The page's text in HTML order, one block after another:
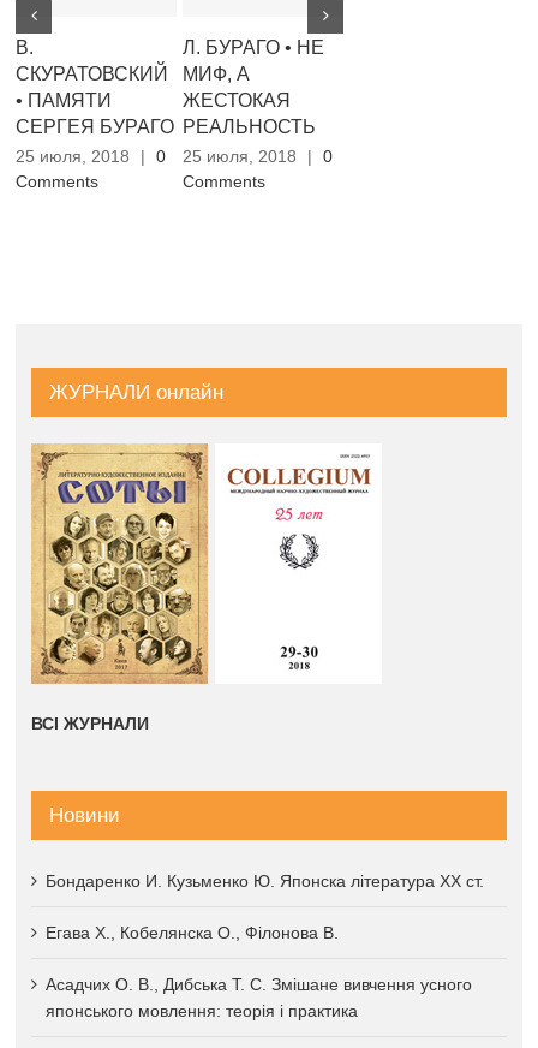
В.
СКУРАТОВСКИЙ
• ПАМЯТИ
СЕРГЕЯ БУРАГО
25 июля, 2018 |
0
Comments
Л. БУРАГО • НЕ
МИФ, А
ЖЕСТОКАЯ
РЕАЛЬНОСТЬ
25 июля, 2018 |
0
Comments
ЖУРНАЛИ онлайн
ВСІ ЖУРНАЛИ
Новини
Бондаренко И. Кузьменко Ю. Японска література XX ст.
Егава Х., Кобелянска О., Філонова В.
Асадчих О. В., Дибська Т. С. Змішане вивчення усного
японського мовлення: теорія і практика